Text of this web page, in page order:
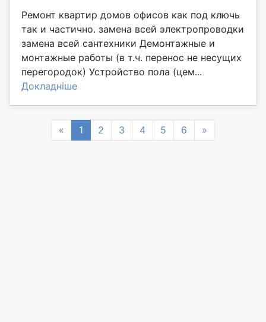
Ремонт квартир домов офисов как под ключь
так и частично. замена всей электропроводки
замена всей сантехники Демонтажные и
монтажные работы (в т.ч. перенос не несущих
перегородок) Устройство пола (цем...
Докладніше
« Previous
1 2 3 4 5 6 »